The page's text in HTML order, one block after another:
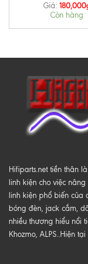
Giá: 180,000
Còn hàng
Hifiparts.net tiền thân
linh kiện cho việc
linh kiện phổ biến của
bóng đèn, jack cắm,
nhiều thương hiểu nổi
Khozmo, ALPS..Hiện